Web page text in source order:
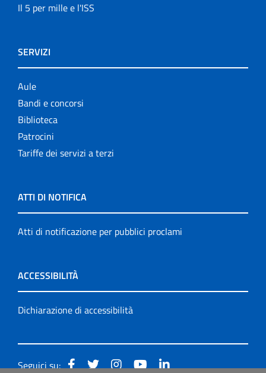
Il 5 per mille e l'ISS
SERVIZI
Aule
Bandi e concorsi
Biblioteca
Patrocini
Tariffe dei servizi a terzi
ATTI DI NOTIFICA
Atti di notificazione per pubblici proclami
ACCESSIBILITÀ
Dichiarazione di accessibilità
Seguici su: